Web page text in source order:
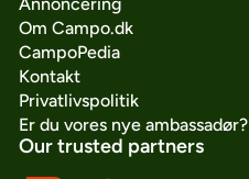
Om Campo.dk
CampoPedia
Kontakt
Privatlivspolitik
Er du vores nye ambassadør?
Our trusted partners